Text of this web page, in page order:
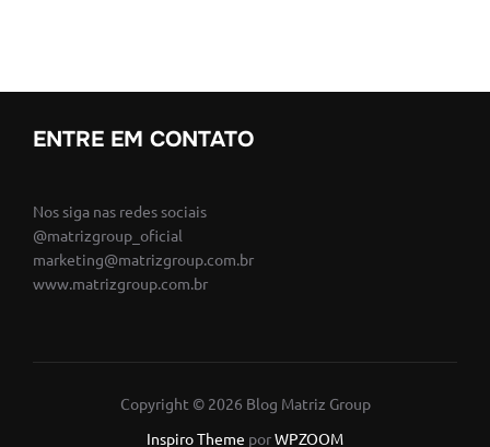
ENTRE EM CONTATO
Nos siga nas redes sociais
@matrizgroup_oficial
marketing@matrizgroup.com.br
www.matrizgroup.com.br
Copyright © 2026 Blog Matriz Group
Inspiro Theme porWPZOOM